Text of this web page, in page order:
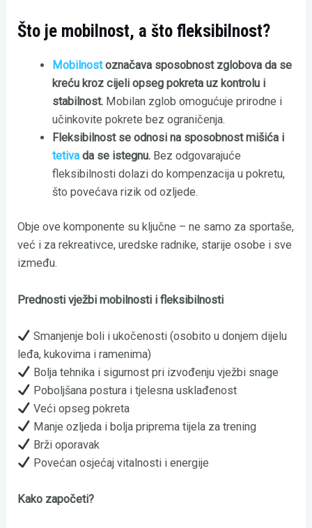
Što je mobilnost, a što fleksibilnost?
Mobilnostoznačava sposobnost zglobova da se
kreću kroz cijeli opseg pokreta uz kontrolu i
stabilnost.Mobilan zglob omogućuje prirodne i
učinkovite pokrete bez ograničenja.
Fleksibilnost se odnosi na sposobnost mišića i
tetivada se istegnu.Bez odgovarajuće
fleksibilnosti dolazi do kompenzacija u pokretu,
što povećava rizik od ozljede.
Obje ove komponente su ključne – ne samo za sportaše,
već i za rekreativce, uredske radnike, starije osobe i sve
između.
Prednosti vježbi mobilnosti i fleksibilnosti
Smanjenje boli i ukočenosti (osobito u donjem dijelu
leđa, kukovima i ramenima)
Bolja tehnika i sigurnost pri izvođenju vježbi snage
Poboljšana postura i tjelesna usklađenost
Veći opseg pokreta
Manje ozljeda i bolja priprema tijela za trening
Brži oporavak
Povećan osjećaj vitalnosti i energije
Kako započeti?